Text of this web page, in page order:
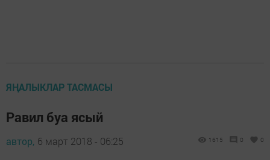
ЯҢАЛЫКЛАР ТАСМАСЫ
Равил буа ясый
автор, 6 март 2018 - 06:25 1615 0 0